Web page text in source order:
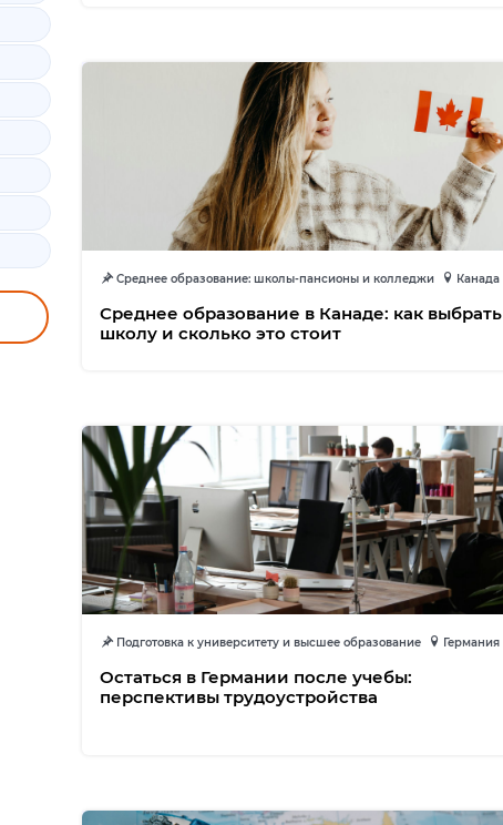
Среднее образование: школы-пансионы и колледжи Канада
Среднее образование в Канаде: как выбрать
школу и сколько это стоит
Подготовка к университету и высшее образование Германия
Остаться в Германии после учебы:
перспективы трудоустройства